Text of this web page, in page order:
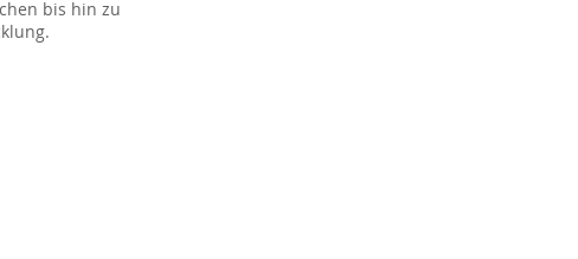
bis hin zu